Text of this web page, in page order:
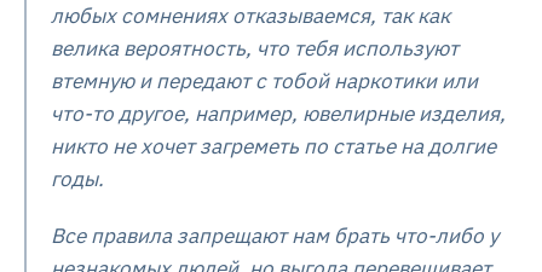
любых сомнениях отказываемся, так как
велика вероятность, что тебя используют
втемную и передают с тобой наркотики или
что-то другое, например, ювелирные изделия,
никто не хочет загреметь по статье на долгие
годы.
Все правила запрещают нам брать что-либо у